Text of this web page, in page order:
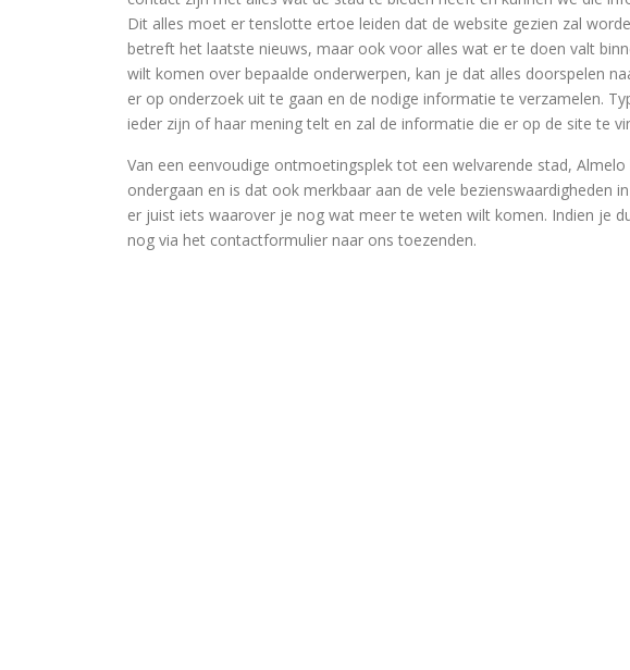
Dit alles moet er tenslotte ertoe leiden dat de website gezien zal
betreft het laatste nieuws, maar ook voor alles wat er te doen valt
wilt komen over bepaalde onderwerpen, kan je dat alles doorspelen
er op onderzoek uit te gaan en de nodige informatie te verzamelen.
ieder zijn of haar mening telt en zal de informatie die er op de site te
Van een eenvoudige ontmoetingsplek tot een welvarende stad,
ondergaan en is dat ook merkbaar aan de vele bezienswaardigheden
er juist iets waarover je nog wat meer te weten wilt komen. Indien je
nog via het contactformulier naar ons toezenden.